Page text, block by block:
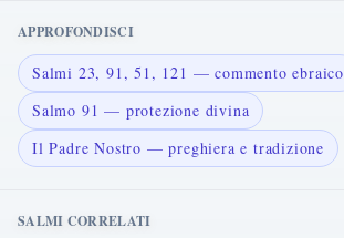
APPROFONDISCI
Salmi 23, 91, 51, 121 — commento ebraico
Salmo 91 — protezione divina
Il Padre Nostro — preghiera e tradizione
SALMI CORRELATI